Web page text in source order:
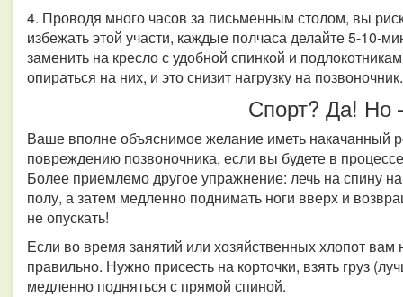
4. Проводя много часов за письменным столом, вы
избежать этой участи, каждые полчаса делайте 5-10-
заменить на кресло с удобной спинкой и
опираться на них, и это снизит нагрузку на
Спорт? Да! Но
Ваше вполне объяснимое желание иметь накачанный
повреждению позвоночника, если вы будете в
Более приемлемо другое упражнение: лечь на спину
полу, а затем медленно поднимать ноги вверх и
не опускать!
Если во время занятий или хозяйственных хлопот вам
правильно. Нужно присесть на корточки, взять груз
медленно подняться с прямой спиной.